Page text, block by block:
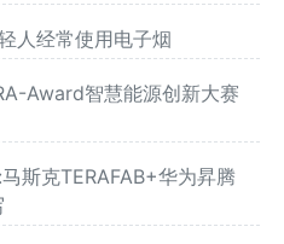
人经常使用电子烟
Award智慧能源创新大赛
斯克TERAFAB+华为昇腾